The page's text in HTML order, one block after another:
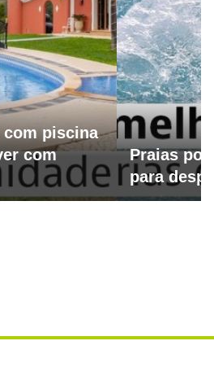
piscina
com
Praias
para